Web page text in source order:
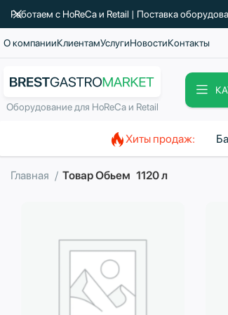
О компанииКлиентамУслугиНовостиКонтакты
Оборудование для HoReCa и Retail
Хиты продаж:
Главная Товар Обьем 1120 л
Работаем с HoReCa и Retail | Поставка